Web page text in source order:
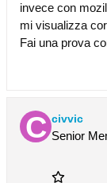
invece con
mi visualizza
Fai una prova
civvic
Senior